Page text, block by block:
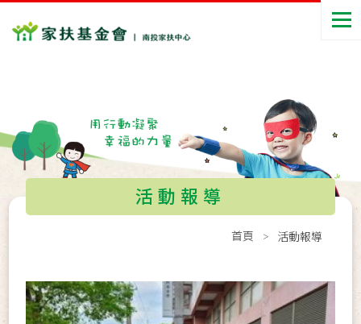
活動報導
首頁 活動報導